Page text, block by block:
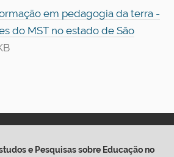
em pedagogia da terra -
do MST no estado de São
e Pesquisas sobre Educação no